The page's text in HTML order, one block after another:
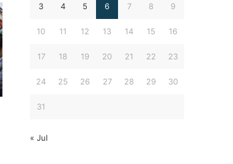
3 4 5 6 7 8 9
10 11 12 13 14 15 16
17 18 19 20 21 22 23
24 25 26 27 28 29 30
31
« Jul